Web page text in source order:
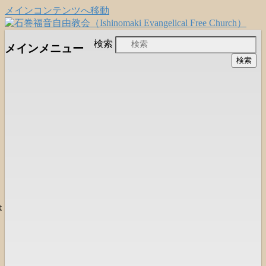
メインコンテンツへ移動
石巻福音自由教会
（Ishinomaki Evangelical Free
日本福音自由教会の有志による「石巻宣
教支援会」によって支えられる新しい
検索
メインメニュー